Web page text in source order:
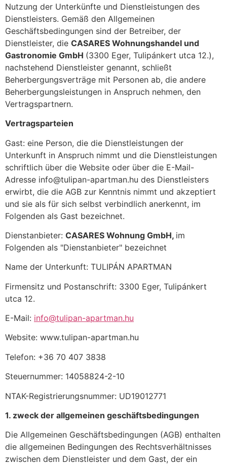
Nutzung der Unterkünfte und Dienstleistungen des
Dienstleisters. Gemäß den Allgemeinen
Geschäftsbedingungen sind der Betreiber, der
Dienstleister, die CASARES Wohnungshandel und
Gastronomie GmbH (3300 Eger, Tulipánkert utca 12.),
nachstehend Dienstleister genannt, schließt
Beherbergungsverträge mit Personen ab, die andere
Beherbergungsleistungen in Anspruch nehmen, den
Vertragspartnern.
Vertragsparteien
Gast: eine Person, die die Dienstleistungen der
Unterkunft in Anspruch nimmt und die Dienstleistungen
schriftlich über die Website oder über die E-Mail-
Adresse info@tulipan-apartman.hu des Dienstleisters
erwirbt, die die AGB zur Kenntnis nimmt und akzeptiert
und sie als für sich selbst verbindlich anerkennt, im
Folgenden als Gast bezeichnet.
Dienstanbieter: CASARES Wohnung GmbH, im
Folgenden als "Dienstanbieter" bezeichnet
Name der Unterkunft: TULIPÁN APARTMAN
Firmensitz und Postanschrift: 3300 Eger, Tulipánkert
utca 12.
E-Mail: info@tulipan-apartman.hu
Website: www.tulipan-apartman.hu
Telefon: +36 70 407 3838
Steuernummer: 14058824-2-10
NTAK-Registrierungsnummer: UD19012771
1. zweck der allgemeinen geschäftsbedingungen
Die Allgemeinen Geschäftsbedingungen (AGB) enthalten
die allgemeinen Bedingungen des Rechtsverhältnisses
zwischen dem Dienstleister und dem Gast, der ein